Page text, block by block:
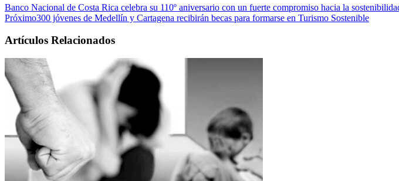
Banco Nacional de Costa Rica celebra su 110º aniversario con un fuerte compromiso hacia la
Próximo300 jóvenes de Medellín y Cartagena recibirán becas para formarse en Turismo Sostenible
Artículos Relacionados